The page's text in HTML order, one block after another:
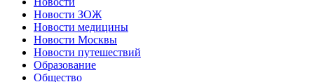
Новости ЗОЖ
Новости медицины
Новости Москвы
Новости путешествий
Образование
Общество